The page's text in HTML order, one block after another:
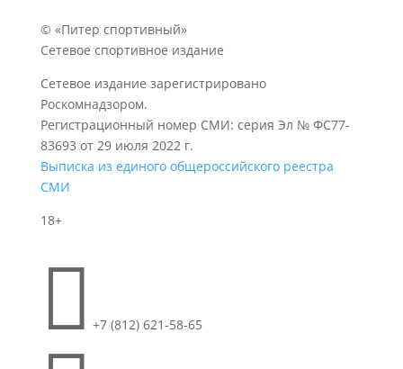
© «Питер спортивный»
Сетевое спортивное издание
Сетевое издание зарегистрировано
Роскомнадзором.
Регистрационный номер СМИ: серия Эл № ФС77-
83693 от 29 июля 2022 г.
Выписка из единого общероссийского реестра
СМИ
18+
 +7 (812) 621-58-65